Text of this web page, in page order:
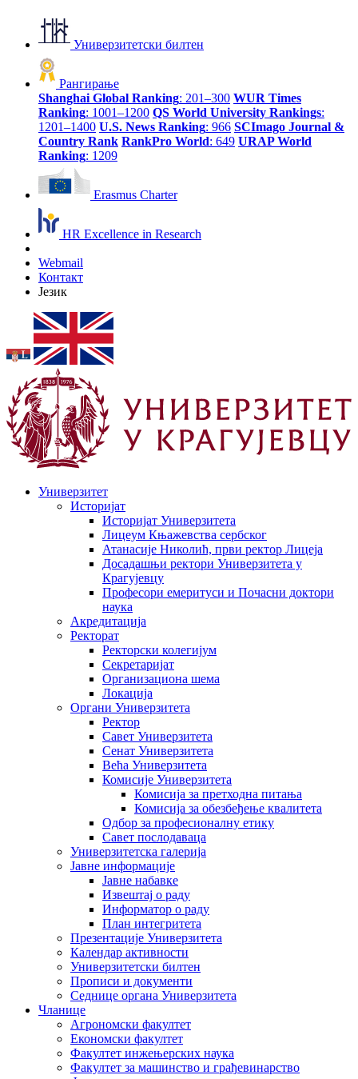
Универзитетски билтен
Рангирање
Shanghai Global Ranking: 201–300 WUR Times
Ranking: 1001–1200 QS World University Rankings:
1201–1400 U.S. News Ranking: 966 SCImago Journal &
Country Rank RankPro World: 649 URAP World
Ranking: 1209
Erasmus Charter
HR Excellence in Research
Webmail
Контакт
Језик
Универзитет
Историјат
Историјат Универзитета
Лицеум Књажевства сербског
Атанасије Николић, први ректор Лицеја
Досадашњи ректори Универзитета у
Крагујевцу
Професори емеритуси и Почасни доктори
наука
Акредитација
Ректорат
Ректорски колегијум
Секретаријат
Организациона шема
Локација
Органи Универзитета
Ректор
Савет Универзитета
Сенат Универзитета
Већа Универзитета
Комисије Универзитета
Комисија за претходна питања
Комисија за обезбеђење квалитета
Одбор за професионалну етику
Савет послодаваца
Универзитетска галерија
Јавне информације
Јавне набавке
Извештај о раду
Информатор о раду
План интегритета
Презентације Универзитета
Календар активности
Универзитетски билтен
Прописи и документи
Седнице органа Универзитета
Чланице
Агрономски факултет
Економски факултет
Факултет инжењерских наука
Факултет за машинство и грађевинарство